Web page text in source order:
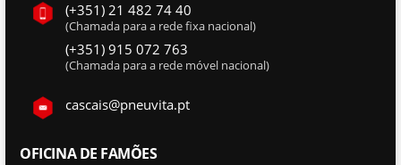
(+351) 21 482 74 40
(Chamada para a rede fixa nacional)
(+351) 915 072 763
(Chamada para a rede móvel nacional)
cascais@pneuvita.pt
OFICINA DE FAMÕES